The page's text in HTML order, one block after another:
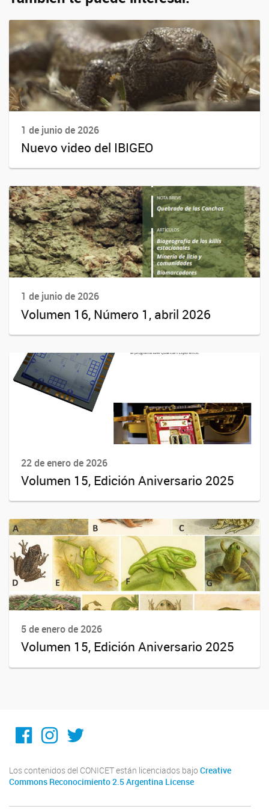
1 de junio de 2026
Nuevo video del IBIGEO
1 de junio de 2026
Volumen 16, Número 1, abril 2026
22 de enero de 2026
Volumen 15, Edición Aniversario 2025
5 de enero de 2026
Volumen 15, Edición Aniversario 2025
Facebook
Instagram
Twitter
Los contenidos del CONICET están licenciados bajo Creative
Commons Reconocimiento 2.5 Argentina License